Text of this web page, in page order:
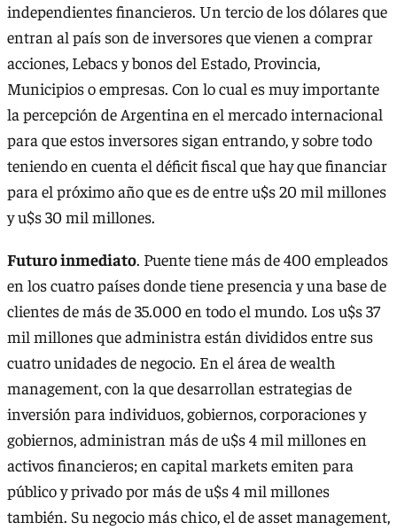
independientes financieros. Un tercio de los dólares que
entran al país son de inversores que vienen a comprar
acciones, Lebacs y bonos del Estado, Provincia,
Municipios o empresas. Con lo cual es muy importante
la percepción de Argentina en el mercado internacional
para que estos inversores sigan entrando, y sobre todo
teniendo en cuenta el déficit fiscal que hay que financiar
para el próximo año que es de entre u$s 20 mil millones
y u$s 30 mil millones.
Futuro inmediato. Puente tiene más de 400 empleados
en los cuatro países donde tiene presencia y una base de
clientes de más de 35.000 en todo el mundo. Los u$s 37
mil millones que administra están divididos entre sus
cuatro unidades de negocio. En el área de wealth
management, con la que desarrollan estrategias de
inversión para individuos, gobiernos, corporaciones y
gobiernos, administran más de u$s 4 mil millones en
activos financieros; en capital markets emiten para
público y privado por más de u$s 4 mil millones
también. Su negocio más chico, el de asset management,